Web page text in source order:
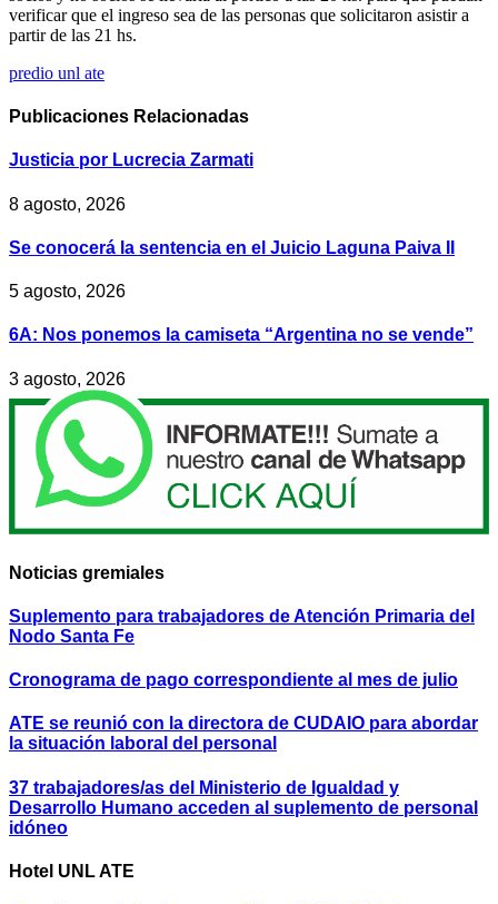
verificar que el ingreso sea de las personas que solicitaron asistir a
partir de las 21 hs.
predio unl ate
Publicaciones Relacionadas
Justicia por Lucrecia Zarmati
8 agosto, 2026
Se conocerá la sentencia en el Juicio Laguna Paiva II
5 agosto, 2026
6A: Nos ponemos la camiseta “Argentina no se vende”
3 agosto, 2026
Noticias gremiales
Suplemento para trabajadores de Atención Primaria del
Nodo Santa Fe
Cronograma de pago correspondiente al mes de julio
ATE se reunió con la directora de CUDAIO para abordar
la situación laboral del personal
37 trabajadores/as del Ministerio de Igualdad y
Desarrollo Humano acceden al suplemento de personal
idóneo
Hotel UNL ATE